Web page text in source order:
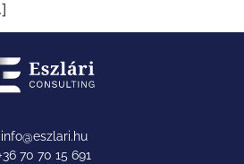
info@eszlari.hu
70 70 15 691